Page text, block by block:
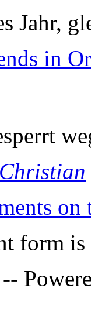
Jahr,
in
Christian
on
form
--